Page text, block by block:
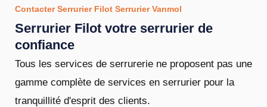
Contacter Serrurier Filot Serrurier Vanmol
Serrurier Filot votre serrurier de
confiance
Tous les services de serrurerie ne proposent pas une
gamme complète de services en serrurier pour la
tranquillité d'esprit des clients.